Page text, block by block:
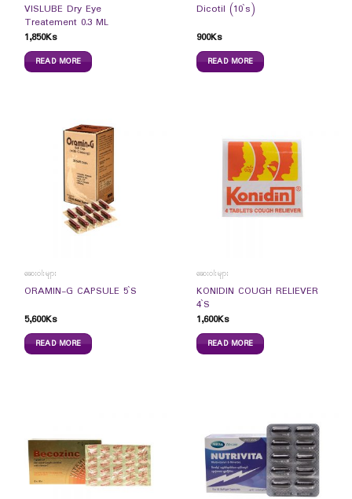
VISLUBE Dry Eye
Treatement 0.3 ML
1,850Ks
READ MORE
Dicotil (10`s)
900Ks
READ MORE
ဆေးဝါးများ
ORAMIN-G CAPSULE 5`S
5,600Ks
READ MORE
ဆေးဝါးများ
KONIDIN COUGH RELIEVER
4`S
1,600Ks
READ MORE